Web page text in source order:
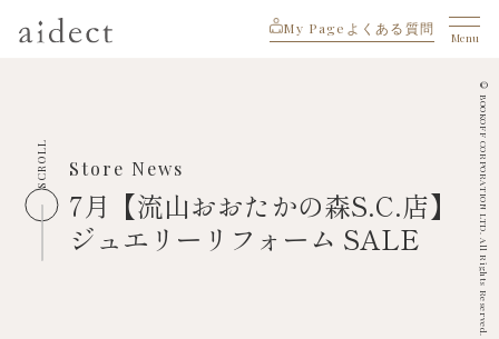
My Page よくある質問
Menu
Store News
7月【流山おおたかの森S.C.店】
ジュエリーリフォーム SALE
SCROLL © BOOKOFF CORPORATION LTD. All Rights Reserved.